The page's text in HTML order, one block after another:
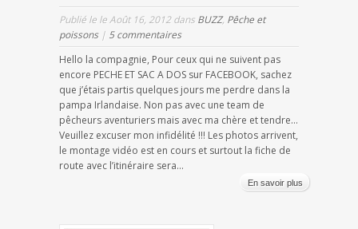
Publié le le Août 16, 2012 dans BUZZ, Pêche et
poissons| 5 commentaires
Hello la compagnie, Pour ceux qui ne suivent pas
encore PECHE ET SAC A DOS sur FACEBOOK, sachez
que j’étais partis quelques jours me perdre dans la
pampa Irlandaise. Non pas avec une team de
pêcheurs aventuriers mais avec ma chère et tendre…
Veuillez excuser mon infidélité !!! Les photos arrivent,
le montage vidéo est en cours et surtout la fiche de
route avec l’itinéraire sera...
En savoir plus